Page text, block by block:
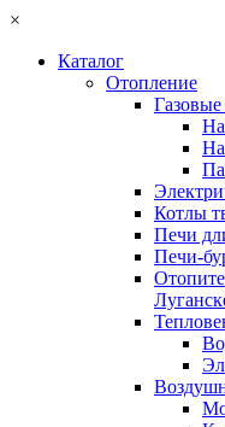
×
Каталог
Отопление
Котлы
Печи
Печи-